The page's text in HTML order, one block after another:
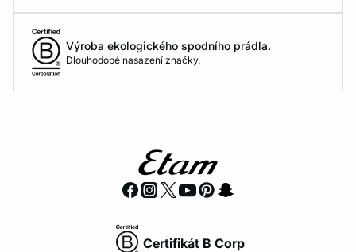
Výroba ekologického spodního prádla.
Dlouhodobé nasazení značky.
Certifikát B Corp